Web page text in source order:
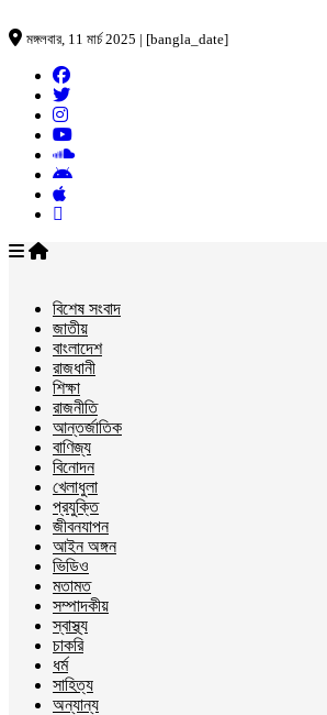
মঙ্গলবার, 11 মার্চ 2025 | [bangla_date]
বিশেষ সংবাদ
জাতীয়
বাংলাদেশ
রাজধানী
শিক্ষা
রাজনীতি
আন্তর্জাতিক
বাণিজ্য
বিনোদন
খেলাধুলা
প্রযুক্তি
জীবনযাপন
আইন অঙ্গন
ভিডিও
মতামত
সম্পাদকীয়
স্বাস্থ্য
চাকরি
ধর্ম
সাহিত্য
অন্যান্য